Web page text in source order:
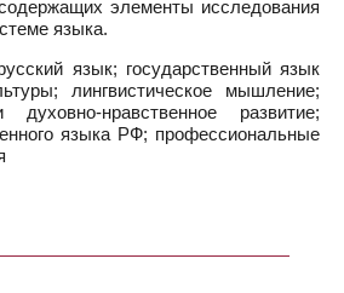
элементы исследования
языка.
язык; государственный язык
лингвистическое мышление;
духовно-нравственное развитие;
языка РФ; профессиональные